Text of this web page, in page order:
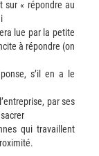
sur « répondre au
lue par la petite
à répondre (on
s’il en a le
par ses
qui travaillent